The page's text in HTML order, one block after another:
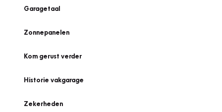
Garagetaal
Zonnepanelen
Kom gerust verder
Historie vakgarage
Zekerheden